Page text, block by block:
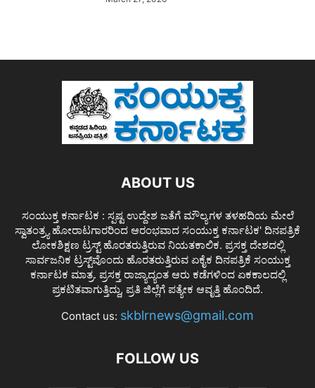
ABOUT US
ಸಂಯುಕ್ತ ಕರ್ನಾಟಕ : ಸ್ಪಷ್ಟ ಉದ್ದೇಶ ಜತೆಗೆ ಮೌಲ್ಯಗಳ ತಳಹದಿಯ ಮೇಲೆ
ಸ್ವಾತಂತ್ರ್ಯ ಹೋರಾಟಗಾರರಿಂದ ಆರಂಭವಾದ ಸಂಯುಕ್ತ ಕರ್ನಾಟಕ' ದಿನಪತ್ರಿಕೆ
ಲೋಕಶಿಕ್ಷಣ ಟ್ರಸ್ಟ್ ಹೊರತರುತ್ತಿರುವ ನಿಯತಕಾಲಿಕ. ಪ್ರಸಕ್ತ ದೇಶದಲ್ಲಿ
ಸಾರ್ವಜನಿಕ ಟ್ರಸ್ಟ್‌ವೊಂದು ಹೊರತರುತ್ತಿರುವ ಏಕೈಕ ದಿನಪತ್ರಿಕೆ ಸಂಯುಕ್ತ
ಕರ್ನಾಟಕ ಮಾತ್ರ. ಪ್ರಸಕ್ತ ರಾಜ್ಯಾದ್ಯಂತ ಆರು ಕಡೆಗಳಿಂದ ಏಕಕಾಲದಲ್ಲಿ
ಪ್ರಕಟಿತವಾಗುತ್ತಿದ್ದು, ಪ್ರತಿ ಜಿಲ್ಲೆಗೆ ಪತ್ಯೇಕ ಆವೃತ್ತಿ ಹೊಂದಿದೆ.
Contact us: skblrnews@gmail.com
FOLLOW US